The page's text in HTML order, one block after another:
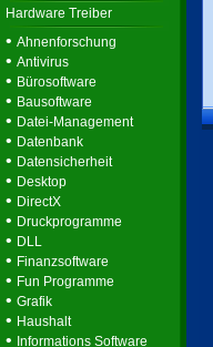
Hardware Treiber
• Ahnenforschung
• Antivirus
• Bürosoftware
• Bausoftware
• Datei-Management
• Datenbank
• Datensicherheit
• Desktop
• DirectX
• Druckprogramme
• DLL
• Finanzsoftware
• Fun Programme
• Grafik
• Haushalt
• Informations Software